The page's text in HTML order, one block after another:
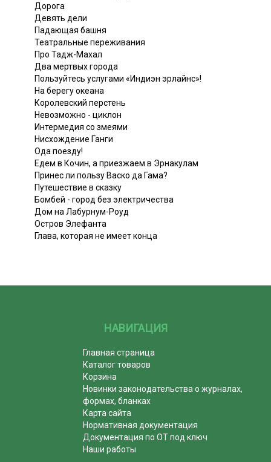
Дорога
Девять дели
Падающая башня
Театральные переживания
Про Тадж-Махал
Два мертвых города
Пользуйтесь услугами «Индиэн эрлайнс»!
На берегу океана
Королевский перстень
Невозможно - циклон
Интермедия со змеями
Нисхождение Ганги
Ода поезду!
Едем в Кочин, а приезжаем в Эрнакулам
Принес ли пользу Васко да Гама?
Путешествие в сказку
Бомбей - город без электричества
Дом на Лабурнум-Роуд
Остров Элефанта
Глава, которая не имеет конца
НАВИГАЦИЯ
Главная страница
Каталог товаров
Корзина
Новинки законодательства о журналах,
формах, бланках
Карта сайта
Нормативная документация
Документация по ОТ под ключ
Наши работы